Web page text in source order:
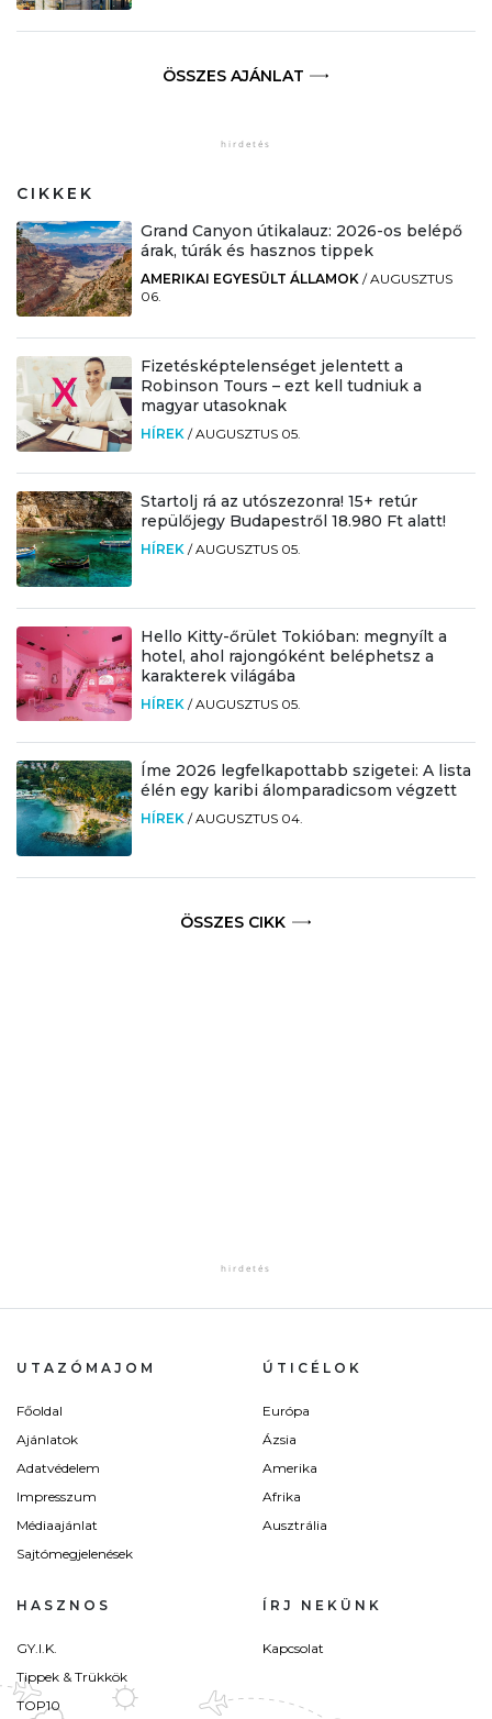
ÖSSZES AJÁNLAT
CIKKEK
Grand Canyon útikalauz: 2026-os belépő
árak, túrák és hasznos tippek
AMERIKAI EGYESÜLT ÁLLAMOK /AUGUSZTUS
06.
Fizetésképtelenséget jelentett a
Robinson Tours – ezt kell tudniuk a
magyar utasoknak
HÍREK /AUGUSZTUS 05.
Startolj rá az utószezonra! 15+ retúr
repülőjegy Budapestről 18.980 Ft alatt!
HÍREK /AUGUSZTUS 05.
Hello Kitty-őrület Tokióban: megnyílt a
hotel, ahol rajongóként beléphetsz a
karakterek világába
HÍREK /AUGUSZTUS 05.
Íme 2026 legfelkapottabb szigetei: A lista
élén egy karibi álomparadicsom végzett
HÍREK /AUGUSZTUS 04.
ÖSSZES CIKK
UTAZÓMAJOM
Főoldal
Ajánlatok
Adatvédelem
Impresszum
Médiaajánlat
Sajtómegjelenések
ÚTICÉLOK
Európa
Ázsia
Amerika
Afrika
Ausztrália
HASZNOS
GY.I.K.
Tippek & Trükkök
TOP10
ÍRJ NEKÜNK
Kapcsolat